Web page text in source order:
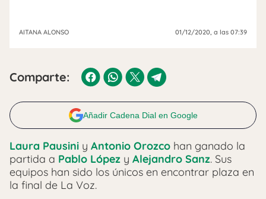
AITANA ALONSO 01/12/2020 , a las 07:39
Comparte:
Añadir Cadena Dial en Google
Laura Pausini y Antonio Orozco han ganado la
partida a Pablo López y Alejandro Sanz. Sus
equipos han sido los únicos en encontrar plaza en
la final de La Voz.